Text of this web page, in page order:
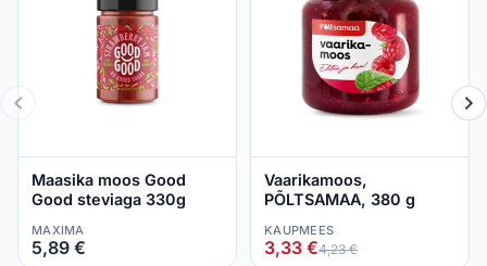
Maasika moos Good
Good steviaga 330g
MAXIMA
5,89 €
Vaarikamoos,
PÕLTSAMAA, 380 g
KAUPMEES
3,33 €4,23 €